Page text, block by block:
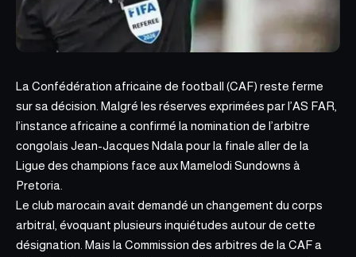
La Confédération africaine de football (CAF) reste ferme
sur sa décision. Malgré les réserves exprimées par l’AS FAR,
l’instance africaine a confirmé la nomination de l’arbitre
congolais Jean-Jacques Ndala pour la finale aller de la
Ligue des champions face auxMamelodi Sundowns à
Pretoria
Le club marocain avait demandé un changement du corps
arbitral, évoquant plusieurs inquiétudes autour de cette
désignation. Mais la Commission des arbitres de la CAF a